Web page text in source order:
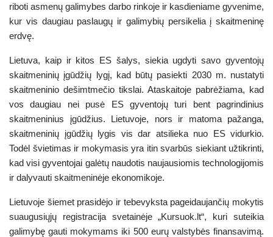
riboti asmenų galimybes darbo rinkoje ir kasdieniame gyvenime,
kur vis daugiau paslaugų ir galimybių persikelia į skaitmeninę
erdvę.
Lietuva, kaip ir kitos ES šalys, siekia ugdyti savo gyventojų
skaitmeninių įgūdžių lygį, kad būtų pasiekti 2030 m. nustatyti
skaitmeninio dešimtmečio tikslai. Ataskaitoje pabrėžiama, kad
vos daugiau nei pusė ES gyventojų turi bent pagrindinius
skaitmeninius įgūdžius. Lietuvoje, nors ir matoma pažanga,
skaitmeninių įgūdžių lygis vis dar atsilieka nuo ES vidurkio.
Todėl švietimas ir mokymasis yra itin svarbūs siekiant užtikrinti,
kad visi gyventojai galėtų naudotis naujausiomis technologijomis
ir dalyvauti skaitmeninėje ekonomikoje.
Lietuvoje šiemet prasidėjo ir tebevyksta pageidaujančių mokytis
suaugusiųjų registracija svetainėje „Kursuok.lt“, kuri suteikia
galimybę gauti mokymams iki 500 eurų valstybės finansavimą.